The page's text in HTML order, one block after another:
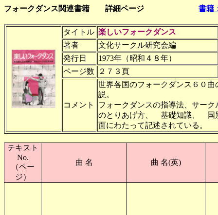
フォークダンス関連書籍 詳細ページ 書籍
タイトル 楽しいフォークダンス
著者
文化サークル研究会編
発行日
1973年（昭和４８年）
ページ数
２７３頁
コメント
世界各国のフォークダンス６０
説。
フォークダンスの指導法、サー
のとりあげ方、 基礎知識、 国
面にわたって記述されている。
テキスト
No.
（ペー
ジ）
曲 名 曲 名(英)